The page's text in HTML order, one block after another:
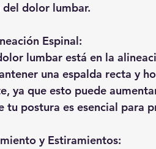
dolor lumbar.
Espinal:
lumbar está en la
una espalda recta y
ya que esto puede
tu postura es esencial para
y Estiramientos: